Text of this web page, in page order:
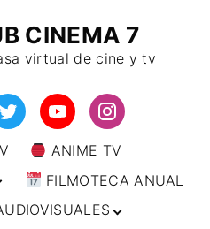
CINEMA 7
virtual de cine y tv
ANIME TV
FILMOTECA ANUAL